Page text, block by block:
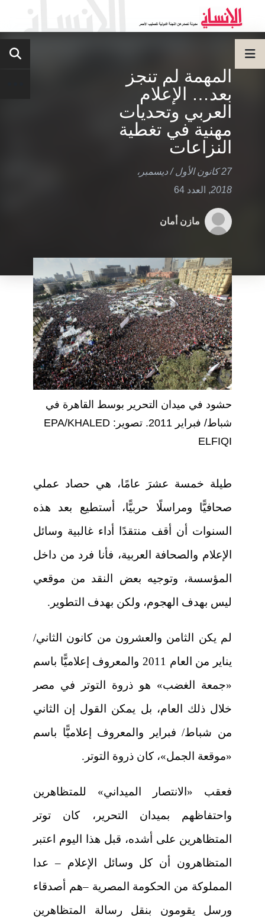
المهمة لم تنجز
بعد… الإعلام
العربي وتحديات
مهنية في تغطية
النزاعات
27 كانون الأول / ديسمبر،
2018
, العدد 64
مازن أمان
حشود في ميدان التحرير بوسط القاهرة في
شباط/ فبراير 2011. تصوير: EPA/KHALED
ELFIQI
طيلة خمسة عشرَ عامًا، هي حصاد عملي
صحافيًّا ومراسلًا حربيًّا، أستطيع بعد هذه
السنوات أن أقف منتقدًا أداء غالبية وسائل
الإعلام والصحافة العربية، فأنا فرد من داخل
المؤسسة، وتوجيه بعض النقد من موقعي
ليس بهدف الهجوم، ولكن بهدف التطوير.
لم يكن الثامن والعشرون من كانون الثاني/
يناير من العام 2011 والمعروف إعلاميًّا باسم
«جمعة الغضب» هو ذروة التوتر في مصر
خلال ذلك العام، بل يمكن القول إن الثاني
من شباط/ فبراير والمعروف إعلاميًّا باسم
«موقعة الجمل»، كان ذروة التوتر.
فعقب «الانتصار الميداني» للمتظاهرين
واحتفاظهم بميدان التحرير، كان توتر
المتظاهرين على أشده، قبل هذا اليوم اعتبر
المتظاهرون أن كل وسائل الإعلام – عدا
المملوكة من الحكومة المصرية –هم أصدقاء
ورسل يقومون بنقل رسالة المتظاهرين